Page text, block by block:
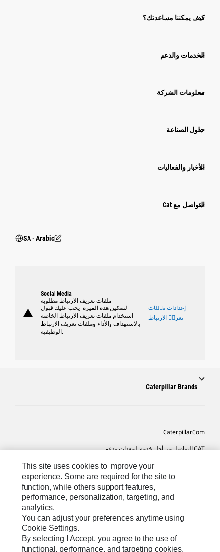
كيف يمكننا مساعدتك؟
الخدمات والدعم
معلومات الشركة
حلول الصناعة
الأخبار والفعاليات
التواصل مع Cat
SA ‧ Arabic
warning
Social Media
ملفات تعريف الارتباط مطلوبة
لتمكين هذه الميزة، يجب عليك قبول
استخدام ملفات تعريف الارتباط الخاصة
بالاستهداف والأداء وملفات تعريف الارتباط
الوظيفية.
إعدادات ملٝات
تعريٝ الارتباط
Caterpillar Brands
Caterpillar.com
CAT التواصل من أجل خدمة المعدات ودعم
تفضيلات التسويق الخاصة بي
خريطة الموقع
Cookie Settings
This site uses cookies to improve your
experience. Some are required for the site to
function, while others support features,
performance, personalization, targeting, and
analytics.
You can adjust your preferences anytime using
Cookie Settings.
By selecting I Accept, you agree to the use of
functional, performance, and targeting cookies.